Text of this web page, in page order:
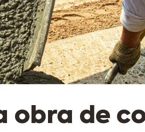
obra de